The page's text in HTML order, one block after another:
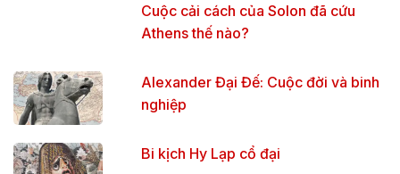
Cuộc cải cách của Solon đã cứu
Athens thế nào?
Alexander Đại Đế: Cuộc đời và binh
nghiệp
Bi kịch Hy Lạp cổ đại